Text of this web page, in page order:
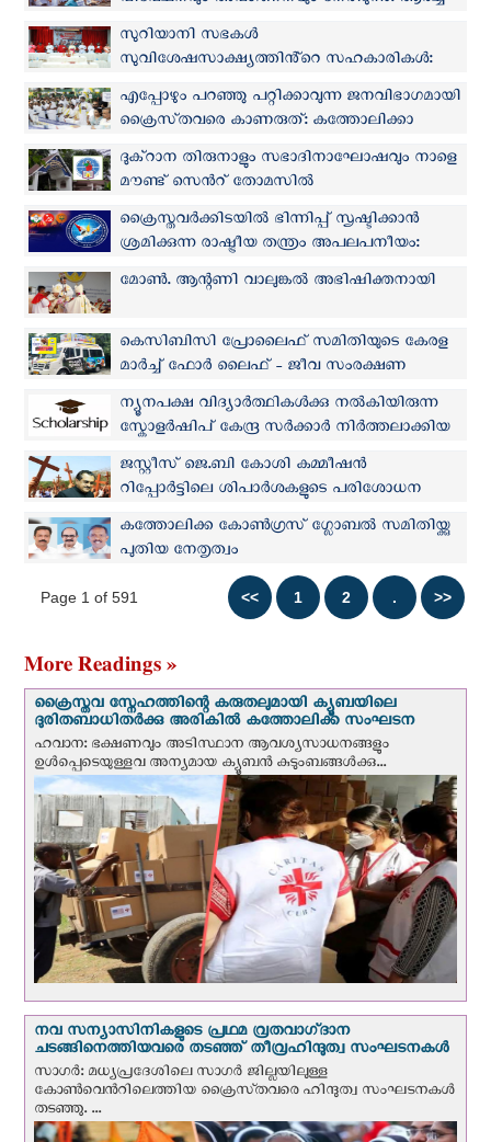
ബിഷപ്പ് മാർ ആൻഡ്രൂസ് താഴത്ത്
സുറിയാനി സഭകൾ
സുവിശേഷസാക്ഷ്യത്തിൻ്റെ സഹകാരികൾ:
മാർ റാഫേൽ തട്ടിൽ
എപ്പോഴും പറഞ്ഞു പറ്റിക്കാവുന്ന ജനവിഭാഗമായി
ക്രൈസ്‌തവരെ കാണരുത്: കത്തോലിക്കാ
കോൺഗ്രസ്
ദുക്റാന തിരുനാളും സഭാദിനാഘോഷവും നാളെ
മൗണ്ട് സെൻറ് തോമസിൽ
ക്രൈസ്തവർക്കിടയിൽ ഭിന്നിപ്പ് സൃഷ്ടിക്കാൻ
ശ്രമിക്കുന്ന രാഷ്ട്രീയ തന്ത്രം അപലപനീയം:
കെസിബിസി ഐക്യ - ജാഗ്രത കമ്മീഷൻ
മോണ്‍. ആന്റണി വാലുങ്കല്‍ അഭിഷിക്തനായി
കെസിബിസി പ്രോലൈഫ് സമിതിയുടെ കേരള
മാർച്ച്‌ ഫോർ ലൈഫ് - ജീവ സംരക്ഷണ
സന്ദേശ യാത്ര നാളെ മുതല്‍
ന്യൂനപക്ഷ വിദ്യാർത്ഥികൾക്കു നൽകിയിരുന്ന
സ്കോളർഷിപ് കേന്ദ്ര സർക്കാർ നിർത്തലാക്കിയ
നടപടി പുനഃപരിശോധിക്കണം
ജസ്റ്റീസ് ജെ.ബി കോശി കമ്മീഷൻ
റിപ്പോർട്ടിലെ ശിപാർശകളുടെ പരിശോധന
അന്തിമഘട്ടത്തിലേക്ക്
കത്തോലിക്ക കോൺഗ്രസ് ഗ്ലോബൽ സമിതിയ്ക്കു
പുതിയ നേതൃത്വം
Page 1 of 591
More Readings »
ക്രൈസ്തവ സ്നേഹത്തിന്റെ കരുതലുമായി ക്യൂബയിലെ
ദുരിതബാധിതർക്കു അരികിൽ കത്തോലിക്ക സംഘടന
ഹവാന: ഭക്ഷണവും അടിസ്ഥാന ആവശ്യസാധനങ്ങളും
ഉള്‍പ്പെടെയുള്ളവ അന്യമായ ക്യൂബൻ കുടുംബങ്ങൾക്കു...
നവ സന്യാസിനികളുടെ പ്രഥമ വ്രതവാഗ്‌ദാന
ചടങ്ങിനെത്തിയവരെ തടഞ്ഞ് തീവ്രഹിന്ദുത്വ സംഘടനകള്‍
സാഗർ: മധ്യപ്രദേശിലെ സാഗർ ജില്ലയിലുള്ള
കോൺവെന്‍റിലെത്തിയ ക്രൈസ്‌തവരെ ഹിന്ദുത്വ സംഘടനകൾ
തടഞ്ഞു. ...